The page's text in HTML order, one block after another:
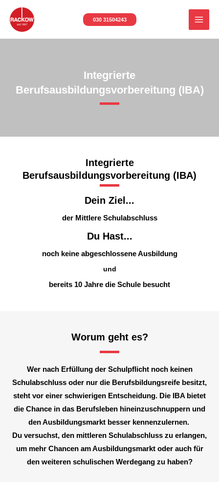
Inhalt
springen
030 31504243
Integrierte
Berufsausbildungsvorbereitung (IBA)
Integrierte
Berufsausbildungsvorbereitung (IBA)
Dein Ziel...
der Mittlere Schulabschluss
Du Hast...
noch keine abgeschlossene Ausbildung
und
bereits 10 Jahre die Schule besucht
Worum geht es?
Wer nach Erfüllung der Schulpflicht noch keinen
Schulabschluss oder nur die Berufsbildungsreife besitzt,
steht vor einer schwierigen Entscheidung. Die IBA bietet
die Chance in das Berufsleben hineinzuschnuppern und
den Ausbildungsmarkt besser kennenzulernen.
Du versuchst, den mittleren Schulabschluss zu erlangen,
um mehr Chancen am Ausbildungsmarkt oder auch für
den weiteren schulischen Werdegang zu haben?